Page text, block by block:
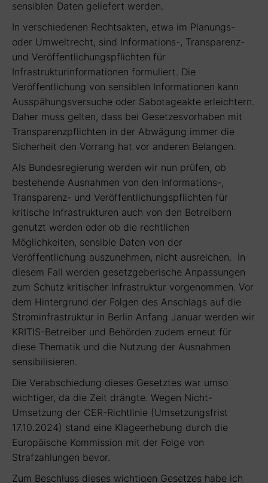
sensiblen Daten geliefert werden.
In verschiedenen Rechtsakten, etwa im Planungs-
oder Umweltrecht, sind Informations-, Transparenz-
und Veröffentlichungspflichten für
Infrastrukturinformationen formuliert. Die
Veröffentlichung von sensiblen Informationen kann
Ausspähungsversuche oder Sabotageakte erleichtern.
Daher muss gelten, dass bei Gesetzesvorhaben mit
Transparenzpflichten in der Abwägung immer die
Sicherheit den Vorrang hat vor anderen Belangen.
Als Bundesregierung werden wir nun prüfen, ob
bestehende Ausnahmen von den Informations-,
Transparenz- und Veröffentlichungspflichten für
kritische Infrastrukturen auch von den Betreibern
genutzt werden oder ob die rechtlichen
Möglichkeiten, sensible Daten von der
Veröffentlichung auszunehmen, nicht ausreichen. In
diesem Fall werden gesetzgeberische Anpassungen
zum Schutz kritischer Infrastruktur vorgenommen. Vor
dem Hintergrund der Folgen des Anschlags auf die
Strominfrastruktur in Berlin Anfang Januar werden wir
KRITIS-Betreiber und Behörden zudem erneut für
diese Thematik und die Nutzung der Ausnahmen
sensibilisieren.
Die Verabschiedung dieses Gesetztes war umso
wichtiger, da die Zeit drängte. Wegen Nicht-
Umsetzung der CER-Richtlinie (Umsetzungsfrist
17.10.2024) stand eine Klageerhebung durch die
Europäische Kommission mit der Folge von
Strafzahlungen bevor.
Zum Beschluss dieses wichtigen Gesetzes habe ich